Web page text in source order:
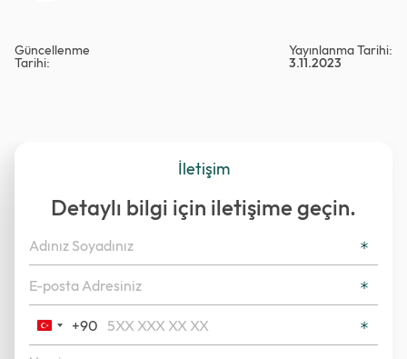
Güncellenme
Tarihi:
Yayınlanma Tarihi:
3.11.2023
İletişim
Detaylı bilgi için iletişime geçin.
Turkey
+90
+90